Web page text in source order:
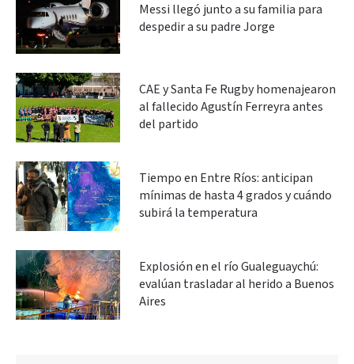
Messi llegó junto a su familia para
despedir a su padre Jorge
CAE y Santa Fe Rugby homenajearon
al fallecido Agustín Ferreyra antes
del partido
Tiempo en Entre Ríos: anticipan
mínimas de hasta 4 grados y cuándo
subirá la temperatura
Explosión en el río Gualeguaychú:
evalúan trasladar al herido a Buenos
Aires